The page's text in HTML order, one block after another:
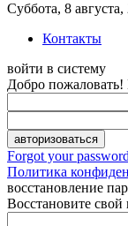
Суббота, 8 августа,
Контакты
войти в систему
Добро
Forgot your
Политика
восстановление
Восстановите свой